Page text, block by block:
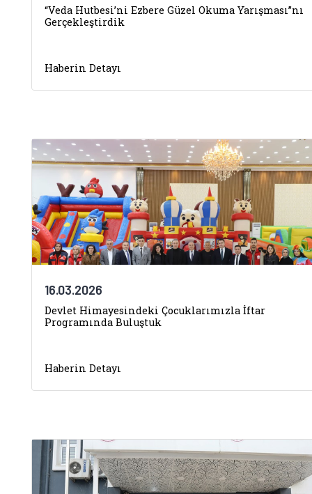
“Veda Hutbesi’ni Ezbere Güzel Okuma Yarışması”nı
Gerçekleştirdik
Haberin Detayı
16.03.2026
Devlet Himayesindeki Çocuklarımızla İftar
Programında Buluştuk
Haberin Detayı